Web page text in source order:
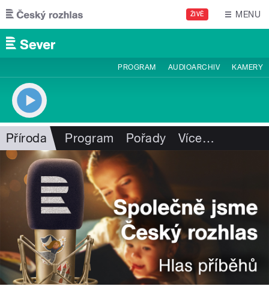
Přejít k hlavnímu obsahu
ŽIVĚ MENU
PROGRAM AUDIOARCHIV KAMERY
Příroda Program Pořady Více…